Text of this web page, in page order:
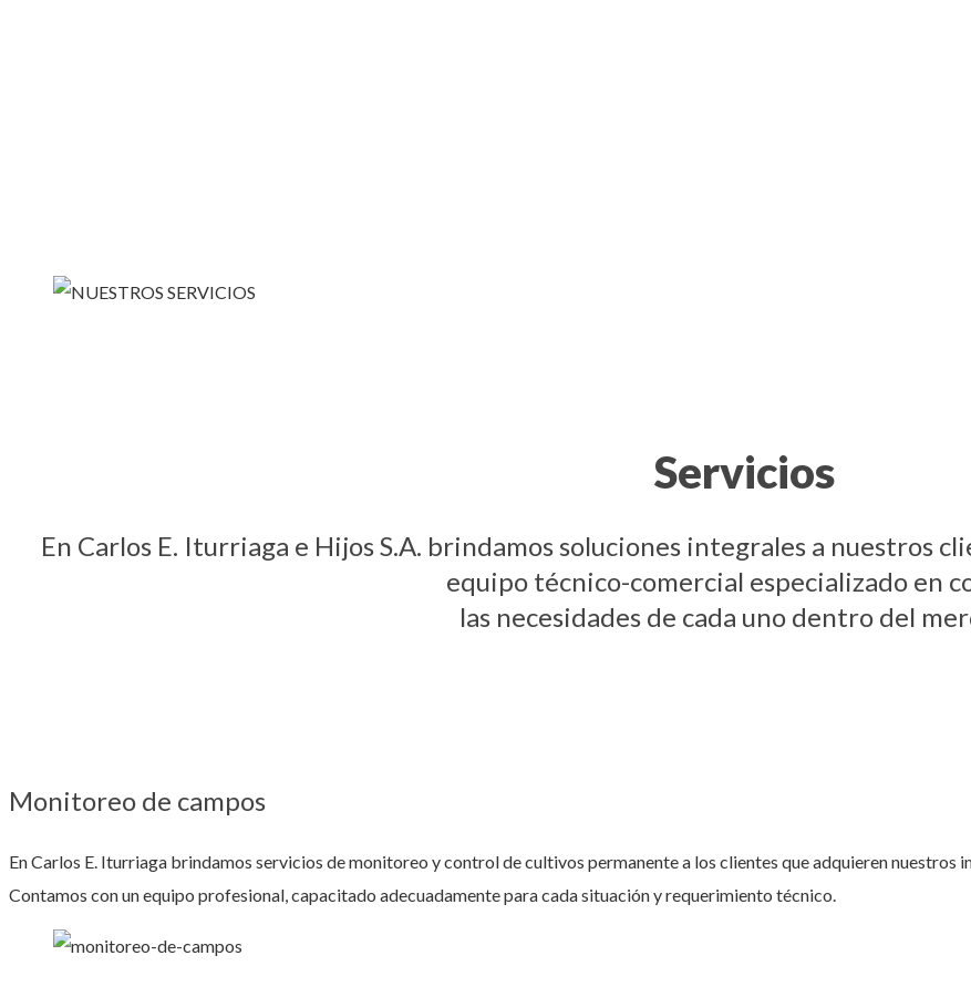
Servicios
En Carlos E. Iturriaga e Hijos S.A. brindamos soluciones integrales a nuestros
equipo técnico-comercial especializado en
las necesidades de cada uno dentro del
Monitoreo de campos
En Carlos E. Iturriaga brindamos servicios de monitoreo y control de cultivos permanente a los clientes que adquieren nuestros
Contamos con un equipo profesional, capacitado adecuadamente para cada situación y requerimiento técnico.